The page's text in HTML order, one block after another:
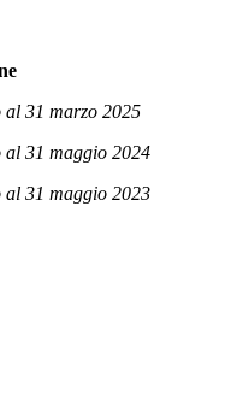
31 marzo 2025
al 31 maggio 2024
al 31 maggio 2023